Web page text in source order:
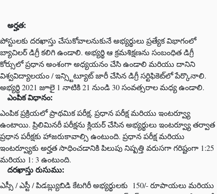
అర్హత:
పోస్టులకు దరఖాస్తు చేసుకోవాలనుకునే అభ్యర్థులు ప్రత్యేక విభాగంలో
బ్యాచిలర్ డిగ్రీ కలిగి ఉండాలి. అభ్యర్థి ఆ క్రమశిక్షణను సంబంధిత డిగ్రీ
కోర్సులో ప్రధాన అంశంగా అధ్యయనం చేసి ఉండాలి మరియు దానిని
విశ్వవిద్యాలయం / ఇన్స్టిట్యూట్ జారీ చేసిన డిగ్రీ సర్టిఫికెట్‌లో పేర్కొనాలి.
అభ్యర్థి 2021 జూలై 1 నాటికి 21 నుండి 30 సంవత్సరాల మధ్య ఉండాలి.
ఎంపిక విధానం:
ఎంపిక ప్రక్రియలో ప్రాథమిక పరీక్ష, ప్రధాన పరీక్ష మరియు ఇంటర్వ్యూ
ఉంటాయి. ప్రిలిమినరీ పరీక్షను క్లియర్ చేసిన అభ్యర్థులు ఇంటర్వ్యూ తర్వాత
ప్రధాన పరీక్షకు హాజరుకావాల్సి ఉంటుంది. ప్రధాన పరీక్ష మరియు
ఇంటర్వ్యూకు అర్హత సాధించడానికి పిలుపు నిష్పత్తి వరుసగా గరిష్టంగా 1:25
మరియు 1: 3 ఉంటుంది.
దరఖాస్తు రుసుము:
ఎస్సీ / ఎస్టీ / పిడబ్ల్యుబిడి కేటగిరీ అభ్యర్థులకు 150/- రూపాయలు మరియు